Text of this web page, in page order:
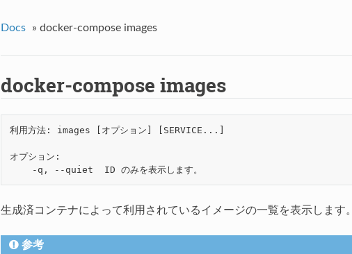
Docs » docker-compose images
docker-compose images
利用方法: images [オプション] [SERVICE...]
オプション:
生成済コンテナによって利用されているイメージの一覧を表示します。
参考